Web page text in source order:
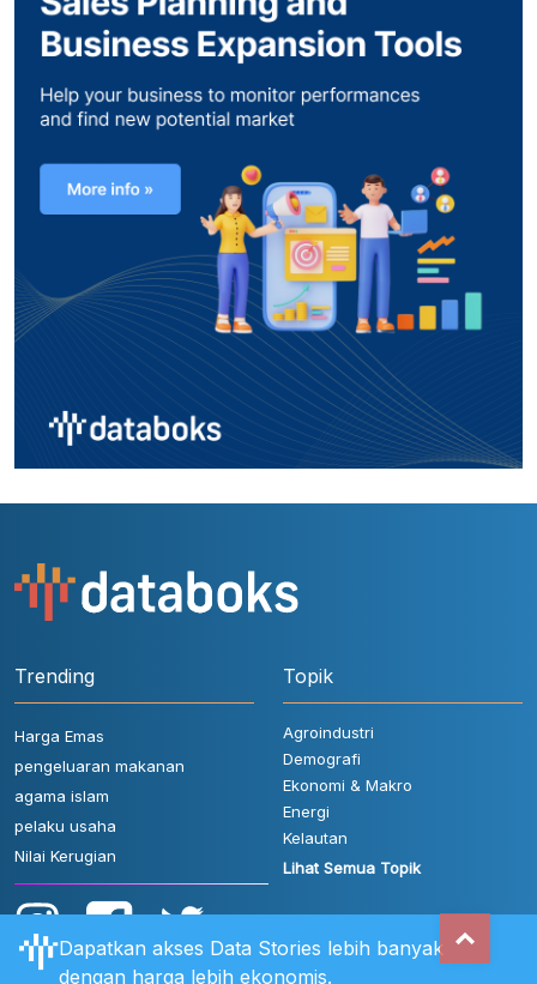
Trending
Harga Emas
pengeluaran makanan
agama islam
pelaku usaha
Nilai Kerugian
Topik
Agroindustri
Demografi
Ekonomi & Makro
Energi
Kelautan
Lihat Semua Topik
Dapatkan akses Data Stories lebih banyak
dengan harga lebih ekonomis.